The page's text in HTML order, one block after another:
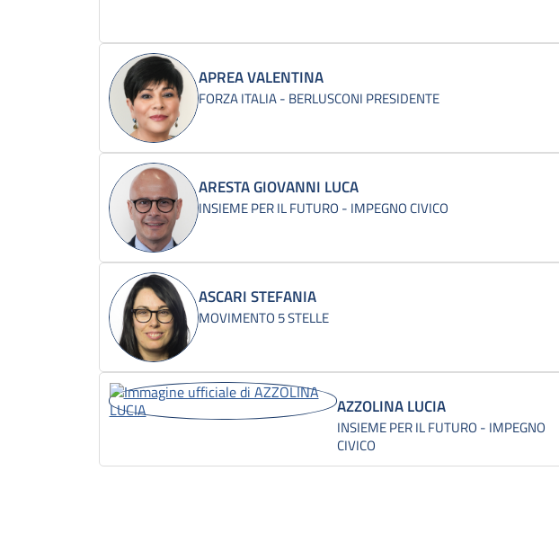
APREA VALENTINA
FORZA ITALIA - BERLUSCONI PRESIDENTE
ARESTA GIOVANNI LUCA
INSIEME PER IL FUTURO - IMPEGNO CIVICO
ASCARI STEFANIA
MOVIMENTO 5 STELLE
AZZOLINA LUCIA
INSIEME PER IL FUTURO - IMPEGNO
CIVICO